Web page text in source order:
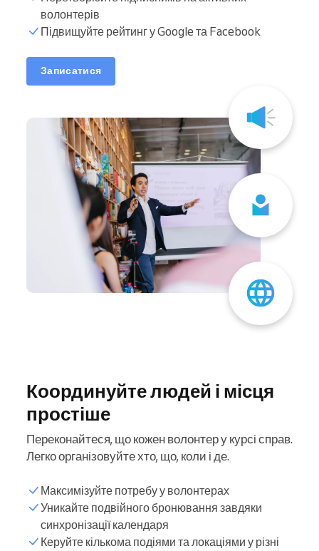
волонтерів
Підвищуйте рейтинг у Google та Facebook
Записатися
Майбутні події
Координуйте людей і місця
простіше
Переконайтеся, що кожен волонтер у курсі справ.
Легко організовуйте хто, що, коли і де.
Максимізуйте потребу у волонтерах
Уникайте подвійного бронювання завдяки
синхронізації календаря
Керуйте кількома подіями та локаціями у різні